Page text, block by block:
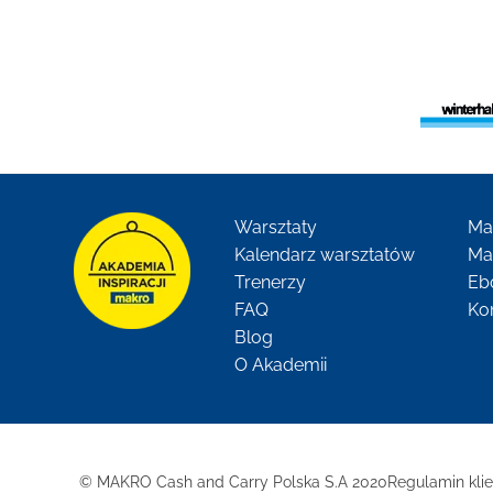
Warsztaty
Kalendarz warsztatów
Trenerzy
FAQ
Blog
O Akademii
© MAKRO Cash and Carry Polska S.A 2020Regulamin